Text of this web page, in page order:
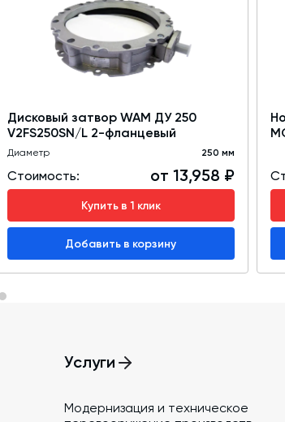
Дисковый затвор WAM ДУ 250
V2FS250SN/L 2-фланцевый
Диаметр 250 мм
Стоимость: от 13,958 ₽
Купить в 1 клик
Добавить в корзину
Услуги
Модернизация и техническое